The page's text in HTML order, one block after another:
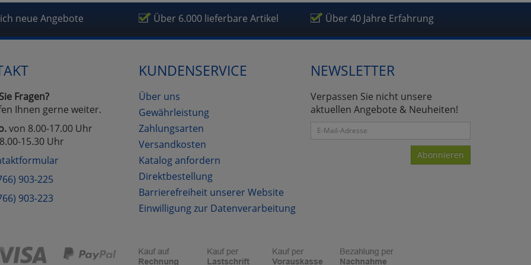
neue Angebote Über 6.000 lieferbare Artikel Über 40 Jahre Erfahrung
Fragen?
Ihnen gerne weiter.
von 8.00-17.00 Uhr
15.30 Uhr
903-225
903-223
KUNDENSERVICE
Über uns
Gewährleistung
Zahlungsarten
Versandkosten
Katalog anfordern
Direktbestellung
Barrierefreiheit unserer Website
Einwilligung zur Datenverarbeitung
NEWSLETTER
Verpassen Sie nicht unsere
aktuellen Angebote & Neuheiten!
Abonnieren
zurückzu Haupptseite Zustimmung Datenverarbeitung (Seitenende)